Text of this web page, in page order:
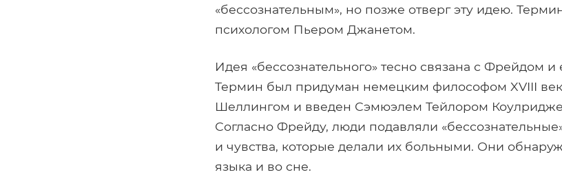
«бессознательным», но позже отверг эту идею.
психологом Пьером Джанетом.
Идея «бессознательного» тесно связана с Фрейдом и
Термин был придуман немецким философом XVIII
Шеллингом и введен Сэмюэлем Тейлором
Согласно Фрейду, люди подавляли
и чувства, которые делали их больными. Они
языка и во сне.